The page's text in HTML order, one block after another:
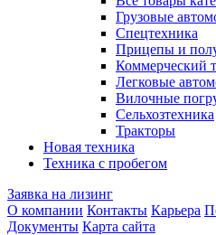
Грузовые
Спецтехника
Прицепы и
Коммерческий
Легковые
Вилочные
Сельхозтехника
Тракторы
Новая техника
Техника с пробегом
Заявка на лизинг
О компании Контакты Карьера
Документы Карта сайта